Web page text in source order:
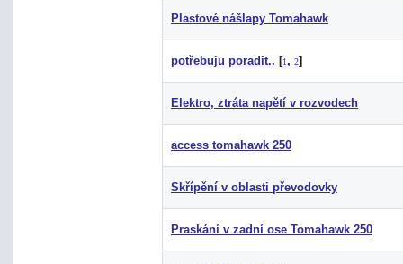
Plastové nášlapy Tomahawk
potřebuju poradit.. [1 , 2]
Elektro, ztráta napětí v rozvodech
access tomahawk 250
Skřípění v oblasti převodovky
Praskání v zadní ose Tomahawk 250